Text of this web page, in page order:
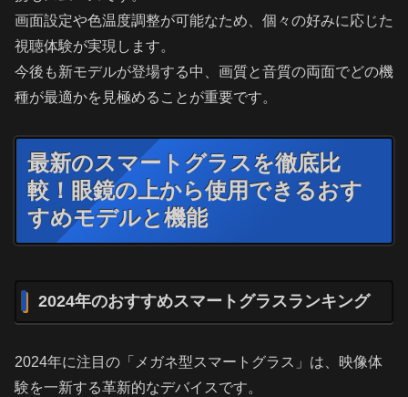
画面設定や色温度調整が可能なため、個々の好みに応じた
視聴体験が実現します。
今後も新モデルが登場する中、画質と音質の両面でどの機
種が最適かを見極めることが重要です。
最新のスマートグラスを徹底比
較！眼鏡の上から使用できるおす
すめモデルと機能
2024年のおすすめスマートグラスランキング
2024年に注目の「メガネ型スマートグラス」は、映像体
験を一新する革新的なデバイスです。